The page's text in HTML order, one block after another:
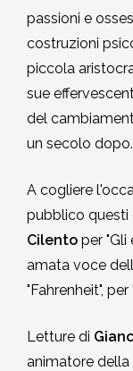
passioni e
costruzioni
piccola
sue
del
un secolo dopo.
A cogliere
pubblico questi
Cilento per "Gli
amata voce
"Fahrenheit",
Letture di
animatore della